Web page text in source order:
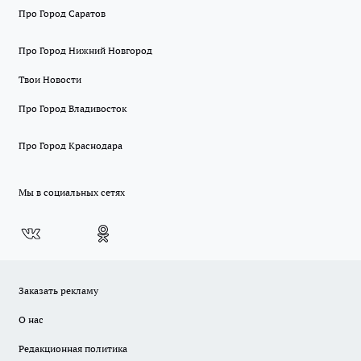
Про Город Саратов
Про Город Нижний Новгород
Твои Новости
Про Город Владивосток
Про Город Краснодара
Мы в социальных сетях
Заказать рекламу
О нас
Редакционная политика